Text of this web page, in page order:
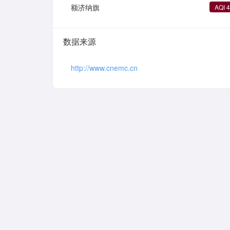
额济纳旗 AQI
数据来源
http://www.cnemc.cn